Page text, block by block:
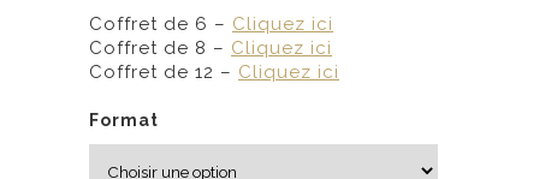
$
à
,
Coffret de 6 – Cliquez ici
Coffret de 8 – Cliquez ici
Coffret de 12 – Cliquez ici
Format